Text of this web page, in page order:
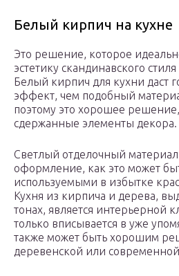
Белый кирпич на кухне
Это решение, которое
эстетику скандинавского
Белый кирпич для кухни даст
эффект, чем подобный
поэтому это хорошее
сдержанные элементы декора.
Светлый отделочный
оформление, как это может
используемыми в избытке
Кухня из кирпича и дерева,
тонах, является интерьерной
только вписывается в уже
также может быть хорошим
деревенской или